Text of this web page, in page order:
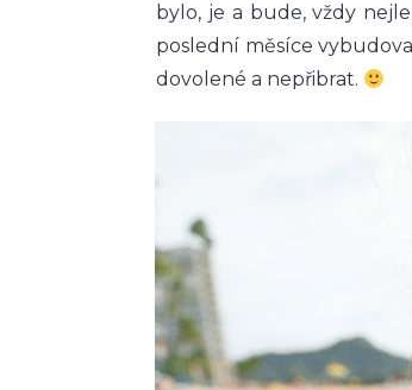
bylo, je a bude, vždy
poslední měsíce
dovolené a nepřibrat.